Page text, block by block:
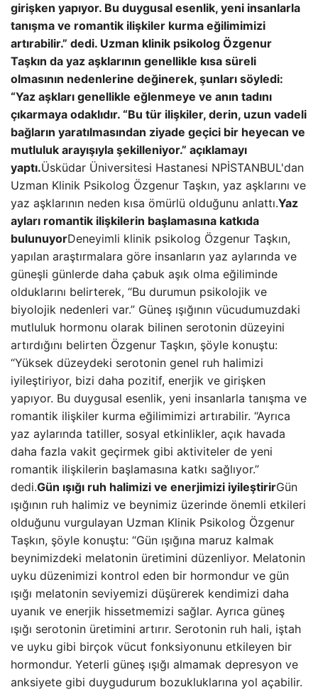
girişken yapıyor. Bu duygusal esenlik, yeni insanlarla
tanışma ve romantik ilişkiler kurma eğilimimizi
artırabilir.” dedi. Uzman klinik psikolog Özgenur
Taşkın da yaz aşklarının genellikle kısa süreli
olmasının nedenlerine değinerek, şunları söyledi:
“Yaz aşkları genellikle eğlenmeye ve anın tadını
çıkarmaya odaklıdır. “Bu tür ilişkiler, derin, uzun vadeli
bağların yaratılmasından ziyade geçici bir heyecan ve
mutluluk arayışıyla şekilleniyor.” açıklamayı
yaptı.Üsküdar Üniversitesi Hastanesi NPİSTANBUL'dan
Uzman Klinik Psikolog Özgenur Taşkın, yaz aşklarını ve
yaz aşklarının neden kısa ömürlü olduğunu anlattı.Yaz
ayları romantik ilişkilerin başlamasına katkıda
bulunuyorDeneyimli klinik psikolog Özgenur Taşkın,
yapılan araştırmalara göre insanların yaz aylarında ve
güneşli günlerde daha çabuk aşık olma eğiliminde
olduklarını belirterek, “Bu durumun psikolojik ve
biyolojik nedenleri var.” Güneş ışığının vücudumuzdaki
mutluluk hormonu olarak bilinen serotonin düzeyini
artırdığını belirten Özgenur Taşkın, şöyle konuştu:
“Yüksek düzeydeki serotonin genel ruh halimizi
iyileştiriyor, bizi daha pozitif, enerjik ve girişken
yapıyor. Bu duygusal esenlik, yeni insanlarla tanışma ve
romantik ilişkiler kurma eğilimimizi artırabilir. “Ayrıca
yaz aylarında tatiller, sosyal etkinlikler, açık havada
daha fazla vakit geçirmek gibi aktiviteler de yeni
romantik ilişkilerin başlamasına katkı sağlıyor.”
dedi.Gün ışığı ruh halimizi ve enerjimizi iyileştirirGün
ışığının ruh halimiz ve beynimiz üzerinde önemli etkileri
olduğunu vurgulayan Uzman Klinik Psikolog Özgenur
Taşkın, şöyle konuştu: “Gün ışığına maruz kalmak
beynimizdeki melatonin üretimini düzenliyor. Melatonin
uyku düzenimizi kontrol eden bir hormondur ve gün
ışığı melatonin seviyemizi düşürerek kendimizi daha
uyanık ve enerjik hissetmemizi sağlar. Ayrıca güneş
ışığı serotonin üretimini artırır. Serotonin ruh hali, iştah
ve uyku gibi birçok vücut fonksiyonunu etkileyen bir
hormondur. Yeterli güneş ışığı almamak depresyon ve
anksiyete gibi duygudurum bozukluklarına yol açabilir.